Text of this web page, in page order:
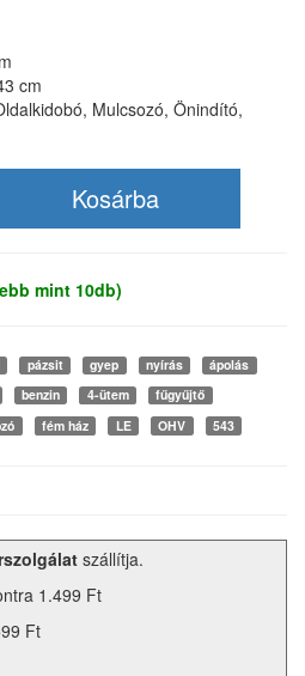
cm
Mulcsozó, Önindító,
mint 10db)
pázsit gyep nyírás
ápolás
benzin 4-ütem
fűgyűjtő
fém ház LE OHV 543
szállítja.
1.499 Ft
Ft